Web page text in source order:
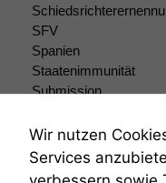
SFV
Spanien
Staatenimmunität
Submission
Teilungsklage
Venezuela
VRK
Wir nutzen
Services